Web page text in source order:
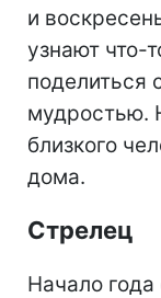
и
узнают что-
поделиться
мудростью.
близкого
дома.
Стрелец
Начало